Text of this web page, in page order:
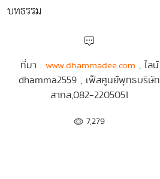
บทธรรม
ที่มา : www.dhammadee.com , ไลน์
dhamma2559 , เฟ็สศูนย์พุทธบริษัท
สากล,082-2205051
7,279